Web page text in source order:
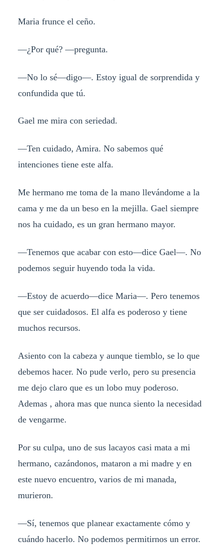
Maria frunce el ceño.
—¿Por qué? —pregunta.
—No lo sé—digo—. Estoy igual de sorprendida y
confundida que tú.
Gael me mira con seriedad.
—Ten cuidado, Amira. No sabemos qué
intenciones tiene este alfa.
Me hermano me toma de la mano llevándome a la
cama y me da un beso en la mejilla. Gael siempre
nos ha cuidado, es un gran hermano mayor.
—Tenemos que acabar con esto—dice Gael—. No
podemos seguir huyendo toda la vida.
—Estoy de acuerdo—dice Maria—. Pero tenemos
que ser cuidadosos. El alfa es poderoso y tiene
muchos recursos.
Asiento con la cabeza y aunque tiemblo, se lo que
debemos hacer. No pude verlo, pero su presencia
me dejo claro que es un lobo muy poderoso.
Ademas , ahora mas que nunca siento la necesidad
de vengarme.
Por su culpa, uno de sus lacayos casi mata a mi
hermano, cazándonos, mataron a mi madre y en
este nuevo encuentro, varios de mi manada,
murieron.
—Sí, tenemos que planear exactamente cómo y
cuándo hacerlo. No podemos permitirnos un error.